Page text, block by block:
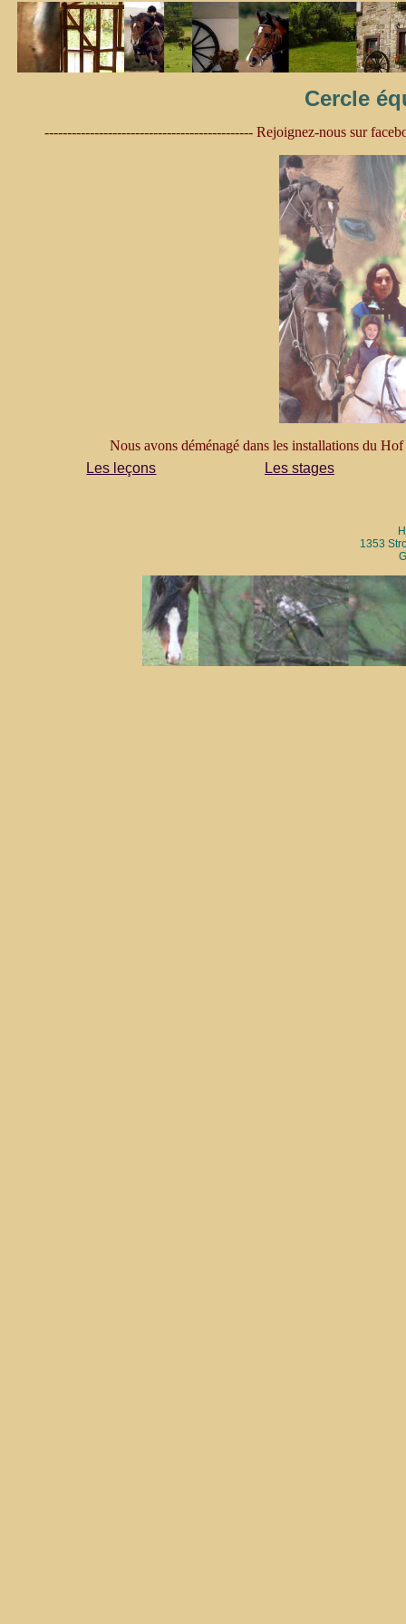
Cercle
---------------------------------------------- Rejoignez-nous sur
Nous avons déménagé dans les installations du
Les leçons
Les stages
1353